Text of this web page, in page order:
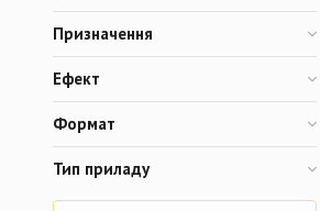
Призначення
Ефект
Формат
Тип приладу